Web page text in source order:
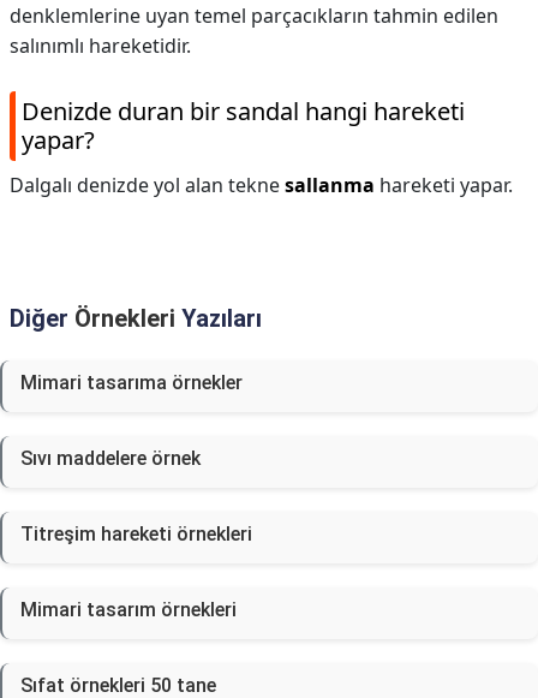
denklemlerine uyan temel parçacıkların tahmin edilen
salınımlı hareketidir.
Denizde duran bir sandal hangi hareketi
yapar?
Dalgalı denizde yol alan teknesallanma hareketi yapar.
Diğer Örnekleri Yazıları
Mimari tasarıma örnekler
Sıvı maddelere örnek
Titreşim hareketi örnekleri
Mimari tasarım örnekleri
Sıfat örnekleri 50 tane